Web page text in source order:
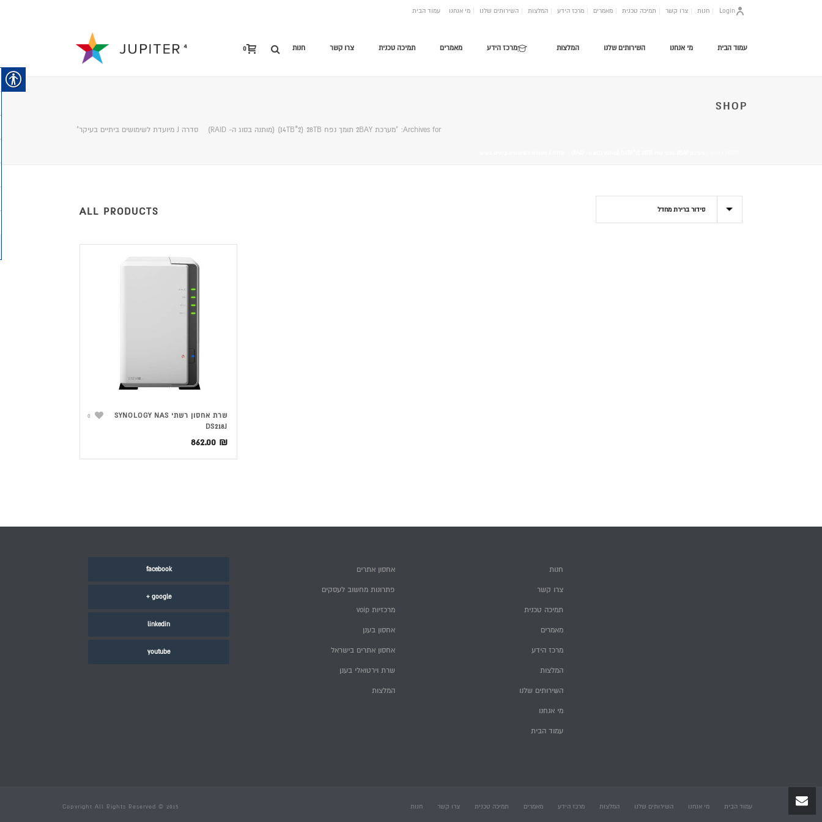
חנות צרו קשר תמיכה טכנית מאמרים מרכז הידע המלצות השירותים שלנו מי אנחנו עמוד הבית Login
חנות צרו קשר תמיכה טכנית מאמרים מרכז הידע המלצות השירותים שלנו מי אנחנו עמוד הבית 0
SHOP
Archives for: "מערכת 2BAY תומך נפח 14TB*2) 28TB) (מותנה בסוג ה- RAID) סדרה J מיועדת לשימושים ביתיים בעיקר"
ALL PRODUCTS
0
שרת אחסון רשתי SYNOLOGY NAS
DS218J
862.00 ₪
facebook
google +
linkedin
youtube
אחסון אתרים
פתרונות מחשוב לעסקים
מרכזיות voip
אחסון בענן
אחסון אתרים בישראל
שרת וירטואלי בענן
המלצות
חנות
צרו קשר
תמיכה טכנית
מאמרים
מרכז הידע
המלצות
השירותים שלנו
מי אנחנו
עמוד הבית
Copyright All Rights Reserved © 2015 חנות צרו קשר תמיכה טכנית מאמרים מרכז הידע המלצות השירותים שלנו מי אנחנו עמוד הבית